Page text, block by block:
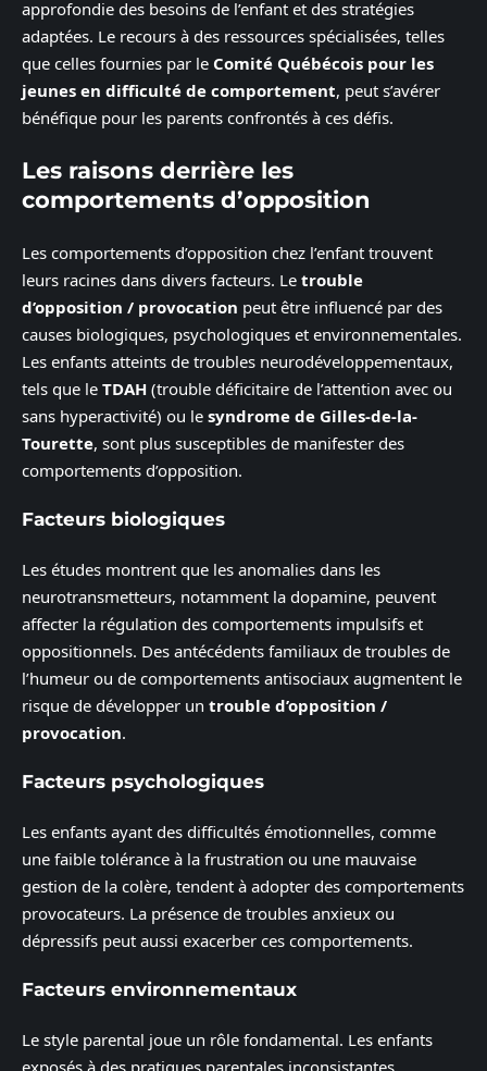
approfondie des besoins de l’enfant et des stratégies
adaptées. Le recours à des ressources spécialisées, telles
que celles fournies par le Comité Québécois pour les
jeunes en difficulté de comportement, peut s’avérer
bénéfique pour les parents confrontés à ces défis.
Les raisons derrière les
comportements d’opposition
Les comportements d’opposition chez l’enfant trouvent
leurs racines dans divers facteurs. Le trouble
d’opposition / provocation peut être influencé par des
causes biologiques, psychologiques et environnementales.
Les enfants atteints de troubles neurodéveloppementaux,
tels que le TDAH (trouble déficitaire de l’attention avec ou
sans hyperactivité) ou le syndrome de Gilles-de-la-
Tourette, sont plus susceptibles de manifester des
comportements d’opposition.
Facteurs biologiques
Les études montrent que les anomalies dans les
neurotransmetteurs, notamment la dopamine, peuvent
affecter la régulation des comportements impulsifs et
oppositionnels. Des antécédents familiaux de troubles de
l’humeur ou de comportements antisociaux augmentent le
risque de développer un trouble d’opposition /
provocation.
Facteurs psychologiques
Les enfants ayant des difficultés émotionnelles, comme
une faible tolérance à la frustration ou une mauvaise
gestion de la colère, tendent à adopter des comportements
provocateurs. La présence de troubles anxieux ou
dépressifs peut aussi exacerber ces comportements.
Facteurs environnementaux
Le style parental joue un rôle fondamental. Les enfants
exposés à des pratiques parentales inconsistantes,